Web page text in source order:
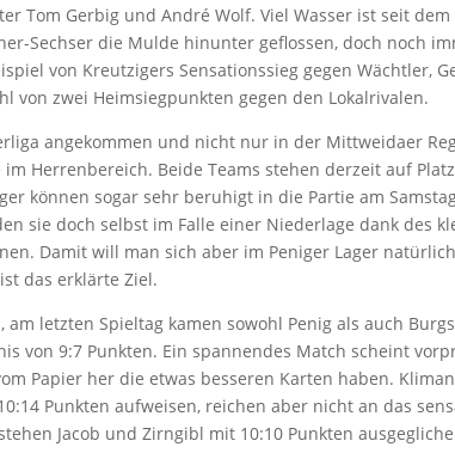
Tom Gerbig und André Wolf. Viel Wasser ist seit
Sechser die Mulde hinunter geflossen, doch noch
von Kreutzigers Sensationssieg gegen Wächtler,
von zwei Heimsiegpunkten gegen den Lokalrivalen.
angekommen und nicht nur in der Mittweidaer
Herrenbereich. Beide Teams stehen derzeit auf
können sogar sehr beruhigt in die Partie am
sie doch selbst im Falle einer Niederlage dank des
Damit will man sich aber im Peniger Lager
das erklärte Ziel.
letzten Spieltag kamen sowohl Penig als auch
von 9:7 Punkten. Ein spannendes Match scheint
Papier her die etwas besseren Karten haben.
Punkten aufweisen, reichen aber nicht an das
Jacob und Zirngibl mit 10:10 Punkten